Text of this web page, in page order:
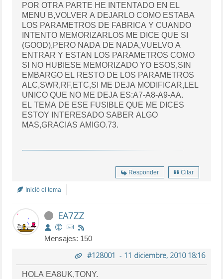
POR OTRA PARTE HE INTENTADO EN EL
MENU B,VOLVER A DEJARLO COMO ESTABA
LOS PARAMETROS DE FABRICA Y CUANDO
INTENTO MEMORIZARLOS ME DICE QUE SI
(GOOD),PERO NADA DE NADA,VUELVO A
ENTRAR Y ESTAN LOS PARAMETROS COMO
SI NO HUBIESE MEMORIZADO YO ESOS,SIN
EMBARGO EL RESTO DE LOS PARAMETROS
ALC,SWR,RF,ETC,SI ME DEJA MODIFICAR,LEL
UNICO QUE NO ME DEJA ES:A7-A8-A9-AA.
EL TEMA DE ESE FUSIBLE QUE ME DICES
ESTOY INTERESADO SABER ALGO
MAS,GRACIAS AMIGO.73.
Responder Citar
Inició el tema
EA7ZZ
Mensajes: 150
#128001 - 11 diciembre, 2010 18:16
HOLA EA8UK,TONY.